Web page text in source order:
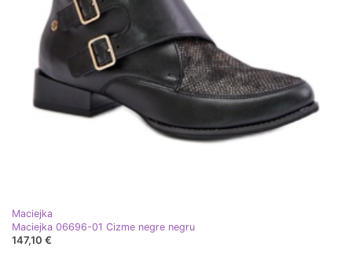
Maciejka
Maciejka 06696-01 Cizme negre negru
147,10 €